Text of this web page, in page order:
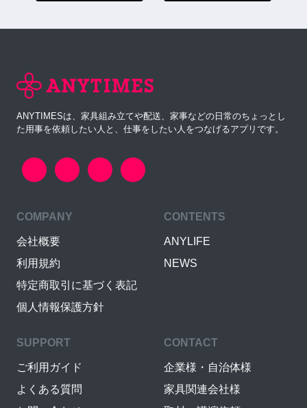
ANYTIMESは、家具組み立てや配送、家事などの日常のちょっとし
た用事を依頼したい人と、仕事をしたい人をつなげるアプリです。
COMPANY
会社概要
利用規約
特定商取引に基づく表記
個人情報保護方針
CONTENTS
ANYLIFE
NEWS
SUPPORT
ご利用ガイド
よくある質問
CONTACT
企業様・自治体様
家具関連会社様